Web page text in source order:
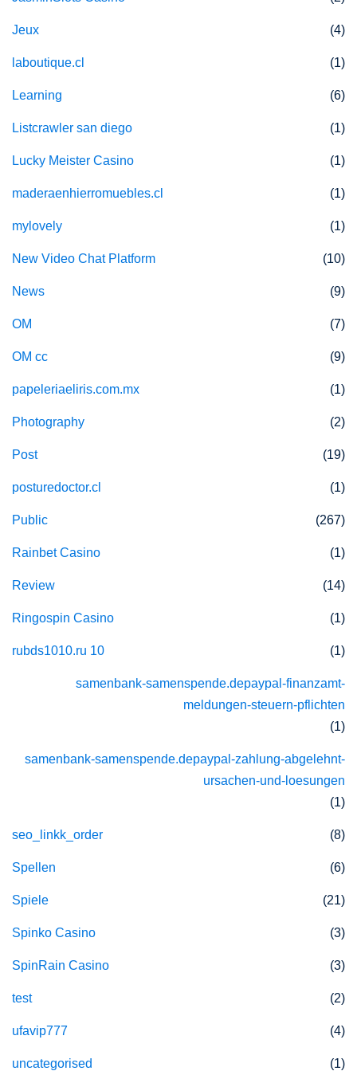
Jeux (4)
laboutique.cl (1)
Learning (6)
Listcrawler san diego (1)
Lucky Meister Casino (1)
maderaenhierromuebles.cl (1)
mylovely (1)
New Video Chat Platform (10)
News (9)
OM (7)
OM cc (9)
papeleriaeliris.com.mx (1)
Photography (2)
Post (19)
posturedoctor.cl (1)
Public (267)
Rainbet Casino (1)
Review (14)
Ringospin Casino (1)
rubds1010.ru 10 (1)
samenbank-samenspende.depaypal-finanzamt-
meldungen-steuern-pflichten
(1)
samenbank-samenspende.depaypal-zahlung-abgelehnt-
ursachen-und-loesungen
(1)
seo_linkk_order (8)
Spellen (6)
Spiele (21)
Spinko Casino (3)
SpinRain Casino (3)
test (2)
ufavip777 (4)
uncategorised (1)